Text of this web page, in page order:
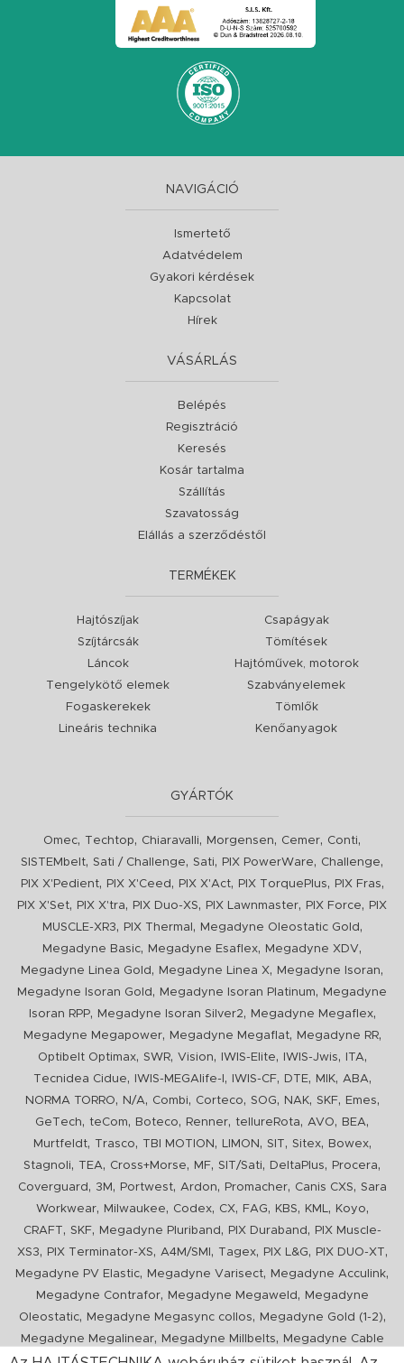
NAVIGÁCIÓ
Ismertető
Adatvédelem
Gyakori kérdések
Kapcsolat
Hírek
VÁSÁRLÁS
Belépés
Regisztráció
Keresés
Kosár tartalma
Szállítás
Szavatosság
Elállás a szerződéstől
TERMÉKEK
Hajtószíjak
Szíjtárcsák
Láncok
Tengelykötő elemek
Fogaskerekek
Lineáris technika
Csapágyak
Tömítések
Hajtóművek, motorok
Szabványelemek
Tömlők
Kenőanyagok
GYÁRTÓK
Omec, Techtop, Chiaravalli, Morgensen, Cemer, Conti,
SISTEMbelt, Sati / Challenge, Sati, PIX PowerWare, Challenge,
PIX X'Pedient, PIX X'Ceed , PIX X'Act, PIX TorquePlus, PIX Fras,
PIX X'Set, PIX X'tra, PIX Duo-XS, PIX Lawnmaster, PIX Force,
PIX
MUSCLE-XR3, PIX Thermal , Megadyne Oleostatic Gold ,
Megadyne Basic, Megadyne Esaflex, Megadyne XDV,
Megadyne Linea Gold , Megadyne Linea X, Megadyne Isoran,
Megadyne Isoran Gold , Megadyne Isoran Platinum,
Megadyne
Isoran RPP, Megadyne Isoran Silver2, Megadyne Megaflex,
Megadyne Megapower, Megadyne Megaflat, Megadyne RR,
Optibelt Optimax, SWR, Vision, IWIS-Elite, IWIS-Jwis, ITA,
Tecnidea Cidue, IWIS-MEGAlife-I , IWIS-CF, DTE, MIK, ABA,
NORMA TORRO, N/A, Combi, Corteco, SOG, NAK, SKF, Emes,
GeTech, teCom, Boteco, Renner, tellureRota, AVO, BEA,
Murtfeldt, Trasco, TBI MOTION , LIMON , SIT, Sitex, Bowex,
Stagnoli, TEA, Cross+Morse, MF, SIT/Sati, DeltaPlus, Procera,
Coverguard , 3M , Portwest, Ardon, Promacher, Canis CXS, Sara
Workwear, Milwaukee, Codex, CX, FAG, KBS, KML, Koyo,
CRAFT, SKF, Megadyne Pluriband , PIX Duraband ,
PIX Muscle-
XS3, PIX Terminator-XS, A4M/SMI , Tagex, PIX L&G, PIX DUO-XT,
Megadyne PV Elastic, Megadyne Varisect, Megadyne Acculink,
Megadyne Contrafor, Megadyne Megaweld ,
Megadyne
Oleostatic, Megadyne Megasync collos, Megadyne Gold (1-2),
Megadyne Megalinear, Megadyne Millbelts,
Megadyne Cable
, , , ,